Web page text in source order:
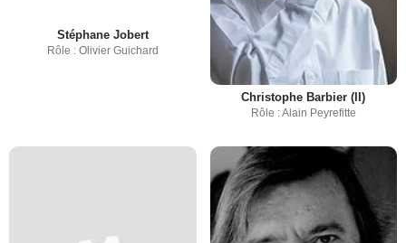
Stéphane Jobert
Rôle : Olivier Guichard
Christophe Barbier (II)
Rôle : Alain Peyrefitte